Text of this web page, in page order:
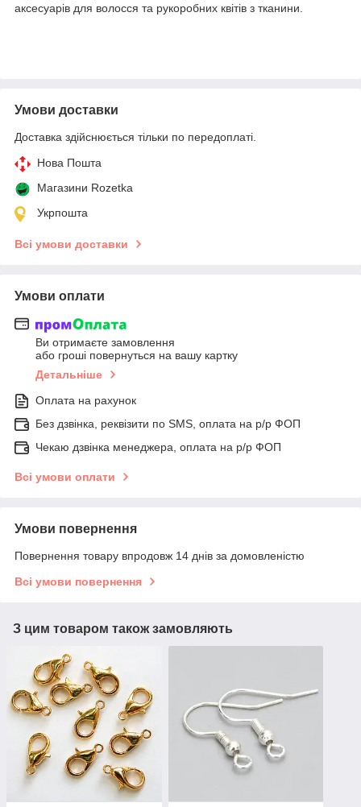
аксесуарів для волосся та рукоробних квітів з тканини.
Умови доставки
Доставка здійснюється тільки по передоплаті.
Нова Пошта
Магазини Rozetka
Укрпошта
Всі умови доставки
Умови оплати
Ви отримаєте замовлення
або гроші повернуться на вашу картку
Детальніше
Оплата на рахунок
Без дзвінка, реквізити по SMS, оплата на р/р ФОП
Чекаю дзвінка менеджера, оплата на р/р ФОП
Всі умови оплати
Умови повернення
Повернення товару впродовж 14 днів за домовленістю
Всі умови повернення
З цим товаром також замовляють